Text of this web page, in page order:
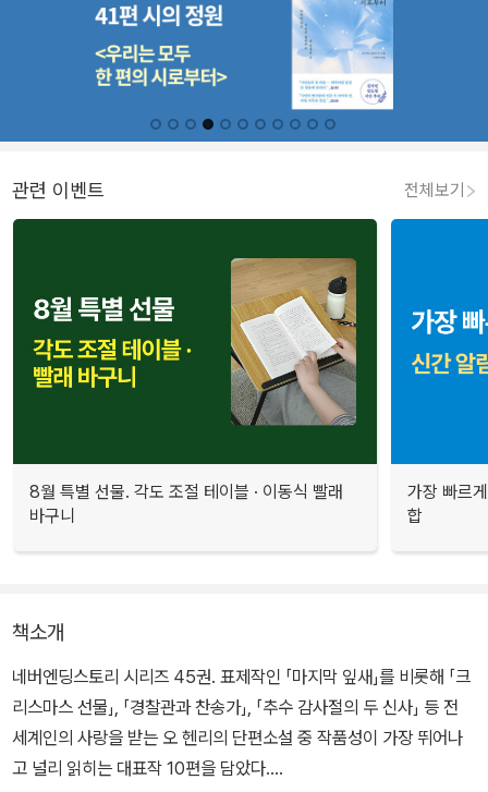
관련 이벤트 전체보기
8월 특별 선물. 각도 조절 테이블 · 이동식 빨래
바구니
가장 빠르
합
책소개
네버엔딩스토리 시리즈 45권. 표제작인 「마지막 잎새」를 비롯해 「크
리스마스 선물」, 「경찰관과 찬송가」, 「추수 감사절의 두 신사」 등 전
세계인의 사랑을 받는 오 헨리의 단편소설 중 작품성이 가장 뛰어나
고 널리 읽히는 대표작 10편을 담았다.